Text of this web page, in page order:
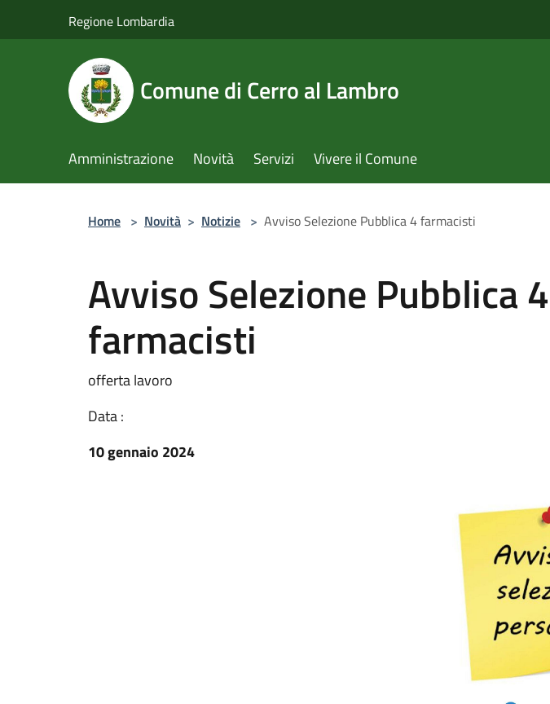
Regione Lombardia
Comune di Cerro al Lambro
Amministrazione Novità Servizi Vivere il Comune
Home > Novità > Notizie > Avviso Selezione Pubblica 4 farmacisti
Avviso Selezione Pubblica 4
farmacisti
offerta lavoro
Data :
10 gennaio 2024